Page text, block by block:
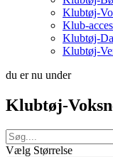
Klubtøj-
Klub-
Klubtøj-
Klubtøj-
du er nu under
Klubtøj-
Vælg Størrelse